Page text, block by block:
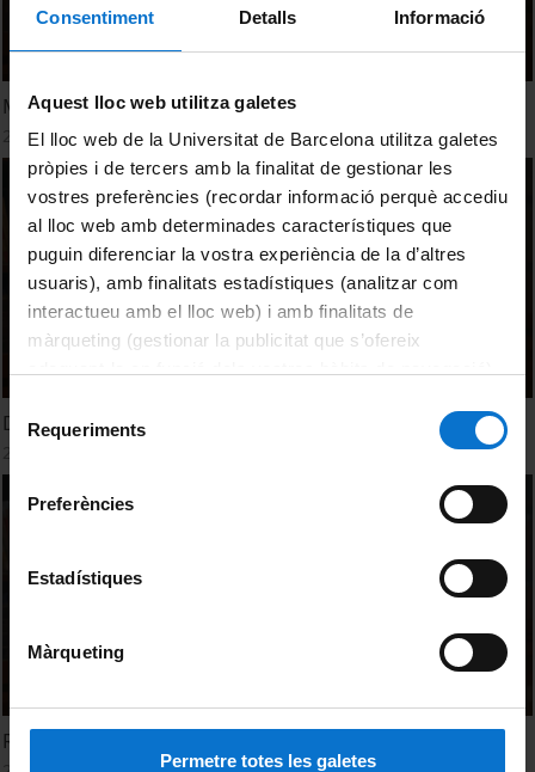
Consentiment Detalls Informació
Aquest lloc web utilitza galetes
El lloc web de la Universitat de Barcelona utilitza galetes
pròpies i de tercers amb la finalitat de gestionar les
vostres preferències (recordar informació perquè accediu
al lloc web amb determinades característiques que
puguin diferenciar la vostra experiència de la d’altres
usuaris), amb finalitats estadístiques (analitzar com
interactueu amb el lloc web) i amb finalitats de
màrqueting (gestionar la publicitat que s’ofereix
consultar laPolítica de galetes del lloc web de la
de Requeriments
Preferències
Estadístiques
Màrqueting
Permetre totes les galetes
Montse Celdran. El cicle vital: naixement i mort
28 Octubre, 2021
David Márquez. El cicle vital: naixement i mort
Ramon Salazar. El cicle vital: naixement i mort